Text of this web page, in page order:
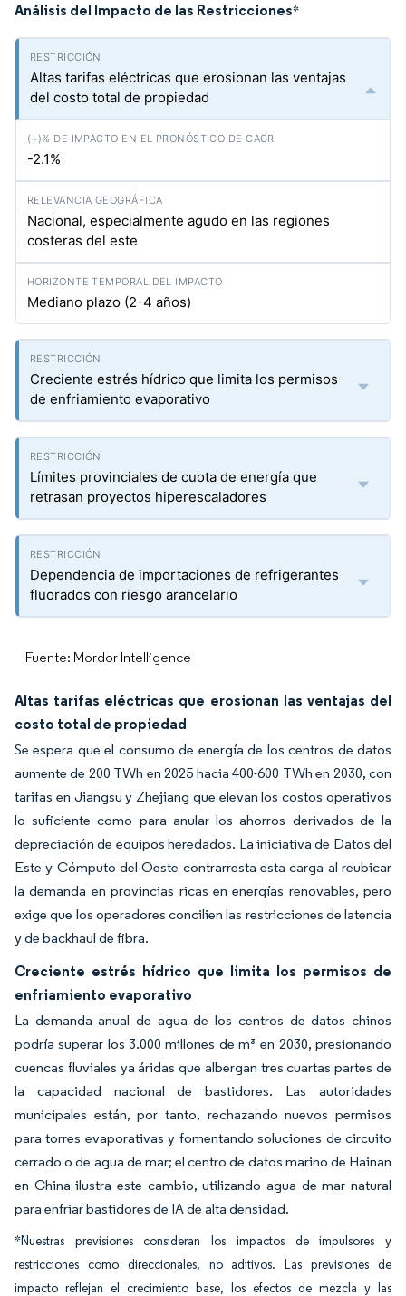
Análisis del Impacto de las Restricciones*
Altas tarifas eléctricas que erosionan las ventajas
del costo total de propiedad
-2.1%
Nacional, especialmente agudo en las regiones
costeras del este
Mediano plazo (2-4 años)
Creciente estrés hídrico que limita los permisos
de enfriamiento evaporativo
Límites provinciales de cuota de energía que
retrasan proyectos hiperescaladores
Dependencia de importaciones de refrigerantes
fluorados con riesgo arancelario
Fuente: Mordor Intelligence
Altas tarifas eléctricas que erosionan las ventajas del
costo total de propiedad
Se espera que el consumo de energía de los centros de datos
aumente de 200 TWh en 2025 hacia 400-600 TWh en 2030, con
tarifas en Jiangsu y Zhejiang que elevan los costos operativos
lo suficiente como para anular los ahorros derivados de la
depreciación de equipos heredados. La iniciativa de Datos del
Este y Cómputo del Oeste contrarresta esta carga al reubicar
la demanda en provincias ricas en energías renovables, pero
exige que los operadores concilien las restricciones de latencia
y de backhaul de fibra.
Creciente estrés hídrico que limita los permisos de
enfriamiento evaporativo
La demanda anual de agua de los centros de datos chinos
podría superar los 3.000 millones de m³ en 2030, presionando
cuencas fluviales ya áridas que albergan tres cuartas partes de
la capacidad nacional de bastidores. Las autoridades
municipales están, por tanto, rechazando nuevos permisos
para torres evaporativas y fomentando soluciones de circuito
cerrado o de agua de mar; el centro de datos marino de Hainan
en China ilustra este cambio, utilizando agua de mar natural
para enfriar bastidores de IA de alta densidad.
*Nuestras previsiones consideran los impactos de impulsores y
restricciones como direccionales, no aditivos. Las previsiones de
impacto reflejan el crecimiento base, los efectos de mezcla y las